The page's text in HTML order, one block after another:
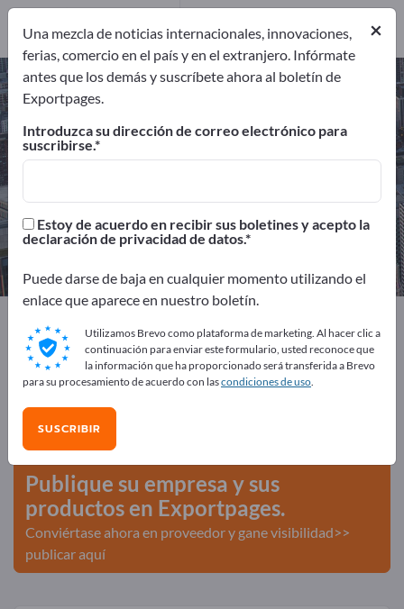
Tratamiento de superficies –
encuentre fabricantes y
proveedores
158 149
Proveedores de servicio
servicio8
Tratamiento de superficies
¡Anúnciese gratis en Exportpages!
Necesidades – Ofertas – Productos usados – Contactos
Publique su empresa y sus
productos en Exportpages.
Conviértase ahora en proveedor y gane visibilidad>>
publicar aquí
×
Una mezcla de noticias internacionales, innovaciones,
ferias, comercio en el país y en el extranjero. Infórmate
antes que los demás y suscríbete ahora al boletín de
Exportpages.
Introduzca su dirección de correo electrónico para
suscribirse.
Estoy de acuerdo en recibir sus boletines y acepto la
declaración de privacidad de datos.
Puede darse de baja en cualquier momento utilizando el
enlace que aparece en nuestro boletín.
Utilizamos Brevo como plataforma de marketing. Al hacer clic a
continuación para enviar este formulario, usted reconoce que
la información que ha proporcionado será transferida a Brevo
para su procesamiento de acuerdo con lascondiciones de uso.
SUSCRIBIR